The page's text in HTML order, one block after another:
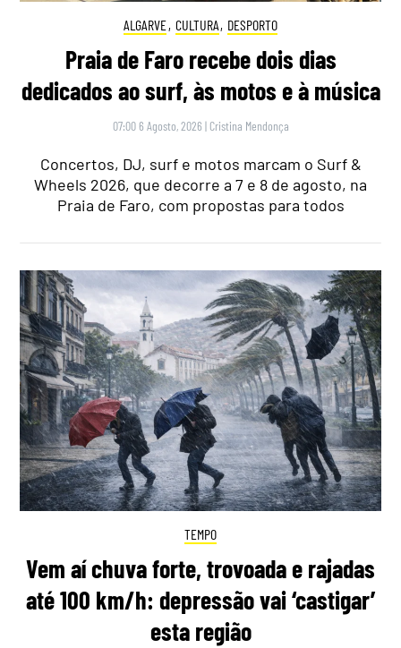
ALGARVE, CULTURA, DESPORTO
Praia de Faro recebe dois dias
dedicados ao surf, às motos e à música
07:00 6 Agosto, 2026 | Cristina Mendonça
Concertos, DJ, surf e motos marcam o Surf &
Wheels 2026, que decorre a 7 e 8 de agosto, na
Praia de Faro, com propostas para todos
TEMPO
Vem aí chuva forte, trovoada e rajadas
até 100 km/h: depressão vai ‘castigar’
esta região